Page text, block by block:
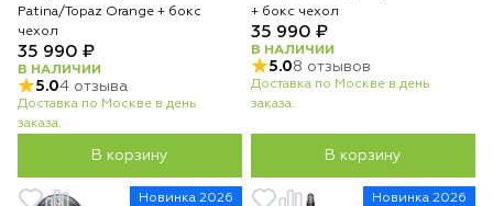
Patina/Topaz Orange + бокс
чехол
35 990 ₽
В НАЛИЧИИ
5.04 отзыва
Доставка по Москве в день
заказа.
В корзину
+ бокс чехол
35 990 ₽
В НАЛИЧИИ
5.08 отзывов
Доставка по Москве в день
заказа.
В корзину
Новинка 2026
Новинка 2026